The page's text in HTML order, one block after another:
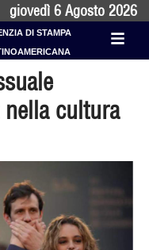
giovedì 6 Agosto 2026
DI STAMPA
cultura